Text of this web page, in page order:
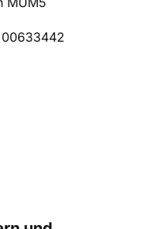
00633442